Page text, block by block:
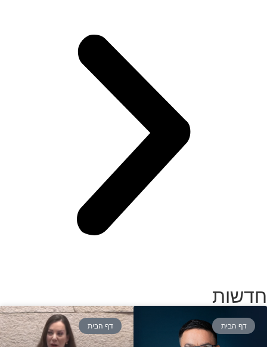
חדשות
דף הבית דף הבית